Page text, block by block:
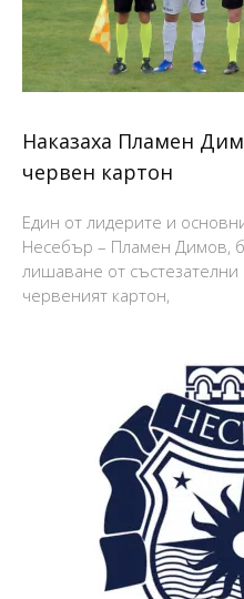
Наказаха Пламен
червен картон
Един от лидерите и
Несебър – Пламен Димов,
лишаване от
червеният картон,